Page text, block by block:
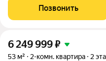
русской душой ЭКОквартал «Русская Слобода», формирующий
среду нового качества жизни
Позвонить
6 249 999₽
53 м² 2-комн. квартира 2